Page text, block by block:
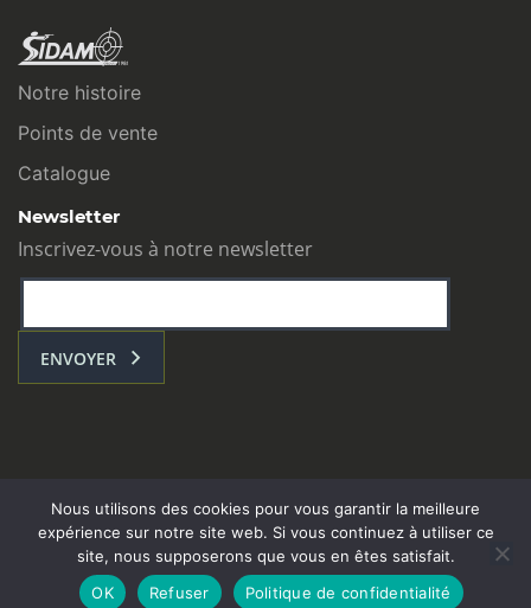
Notre histoire
Points de vente
Catalogue
Newsletter
Inscrivez-vous à notre newsletter
ENVOYER
L’ATELIER COM : Toulouse - contact@atelier-com.fr
Nous utilisons des cookies pour vous garantir la meilleure
expérience sur notre site web. Si vous continuez à utiliser ce
site, nous supposerons que vous en êtes satisfait.
OK
Refuser Politique de confidentialité